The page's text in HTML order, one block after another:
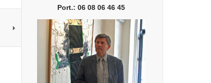
Port.: 06 08 06 46 45